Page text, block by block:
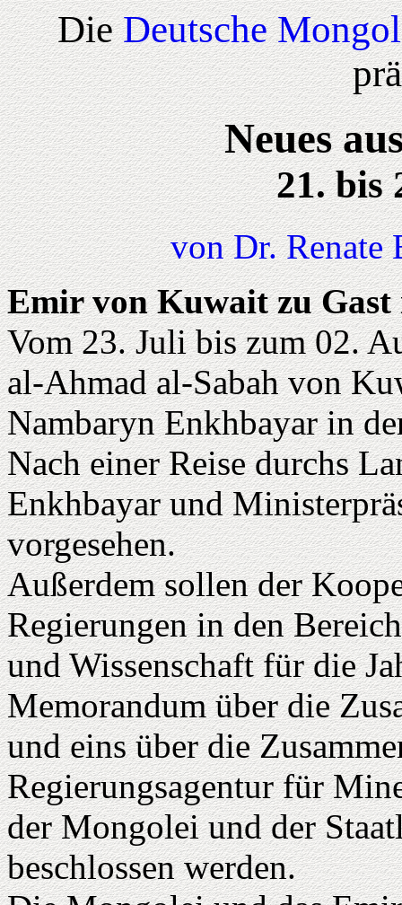
DieDeutsche
Neues
21. bis
von Dr. Renate
Emir von Kuwait zu
Vom 23. Juli bis zum 02.
al-Ahmad al-Sabah von
Nambaryn Enkhbayar in
Nach einer Reise durchs
Enkhbayar und
vorgesehen.
Außerdem sollen der
Regierungen in den
und Wissenschaft für die
Memorandum über die
und eins über die
Regierungsagentur für
der Mongolei und der
beschlossen werden.